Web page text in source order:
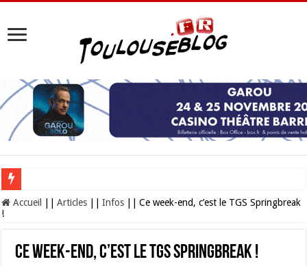
Les Nocturnes de la Cité de l’espace 2026 : l’événement incontournable de
Accueil Articles Infos
Ce week-end, c’est le TGS Springbreak
!
Ce week-end, c’est le TGS Springbreak !